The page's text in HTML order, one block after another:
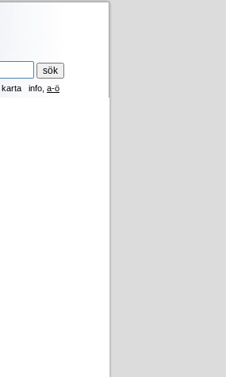
karta info a-ö